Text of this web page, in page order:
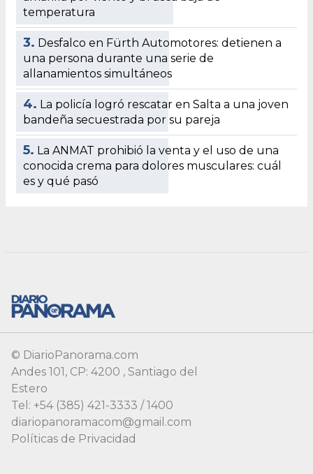
© DiarioPanorama.com
Andes 101, CP: 4200 , Santiago del
Estero
Tel: +54 (385) 421-3333 / 1400
diariopanoramacom@gmail.com
Políticas de Privacidad